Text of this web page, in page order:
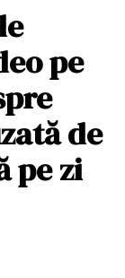
pe
de
pe zi